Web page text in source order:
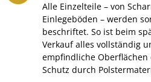
Alle Einzelteile – von
Einlegeböden – werden
beschriftet. So ist beim
Verkauf alles vollständig
empfindliche
Schutz durch